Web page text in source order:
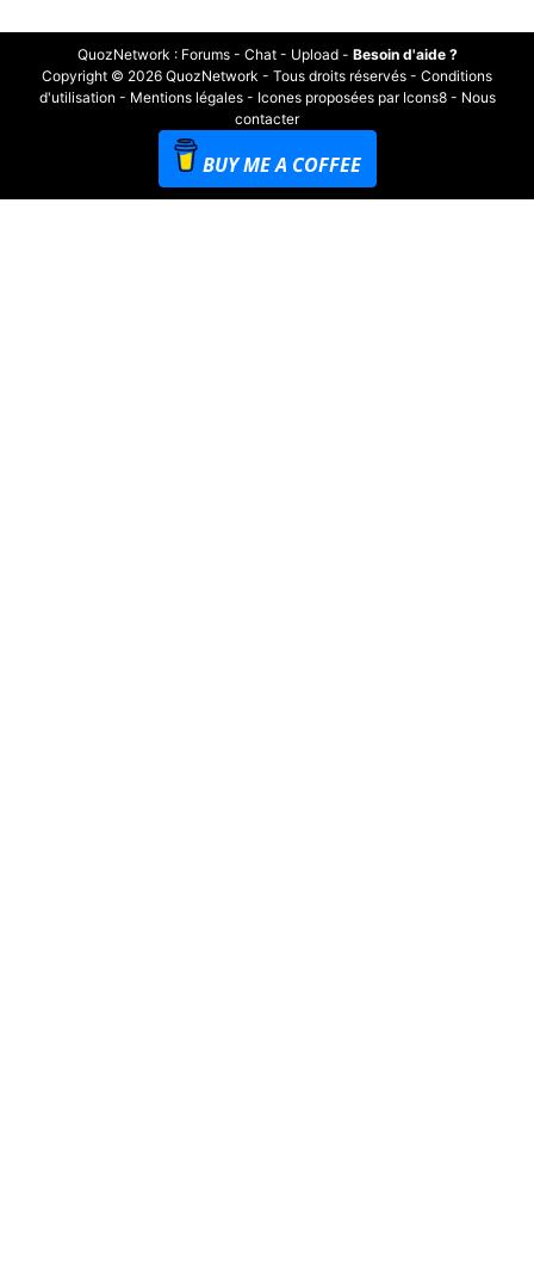
QuozNetwork : Forums- Chat- Upload- Besoin d'aide ?
Copyright © 2026 QuozNetwork - Tous droits réservés - Conditions
d'utilisation - Mentions légales- Icones proposées par Icons8- Nous
contacter
BUY ME A COFFEE